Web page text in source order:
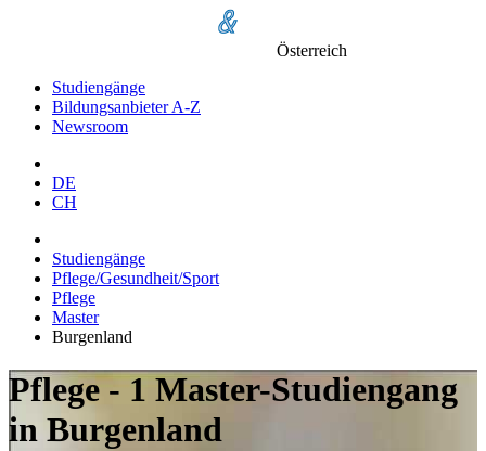
Österreich
Studiengänge
Bildungsanbieter A-Z
Newsroom
DE
CH
Studiengänge
Pflege/Gesundheit/Sport
Pflege
Master
Burgenland
Pflege - 1 Master-Studiengang
in Burgenland